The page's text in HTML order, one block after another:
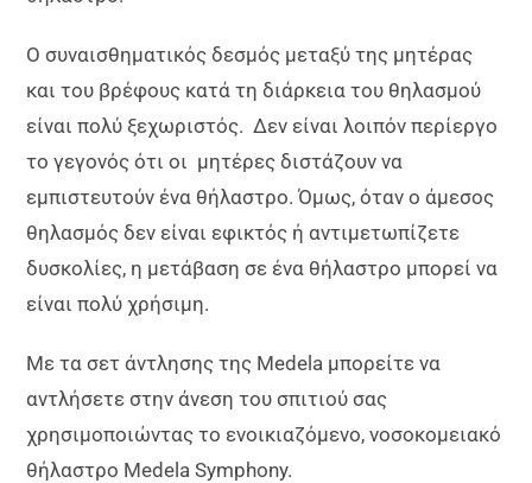
Ο συναισθηματικός δεσμός μεταξύ της μητέρας
και του βρέφους κατά τη διάρκεια του θηλασμού
είναι πολύ ξεχωριστός. Δεν είναι λοιπόν περίεργο
το γεγονός ότι οι μητέρες διστάζουν να
εμπιστευτούν ένα θήλαστρο. Όμως, όταν ο άμεσος
θηλασμός δεν είναι εφικτός ή αντιμετωπίζετε
δυσκολίες, η μετάβαση σε ένα θήλαστρο μπορεί να
είναι πολύ χρήσιμη.
Με τα σετ άντλησης της Medela μπορείτε να
αντλήσετε στην άνεση του σπιτιού σας
χρησιμοποιώντας το ενοικιαζόμενο, νοσοκομειακό
θήλαστρο Medela Symphony.